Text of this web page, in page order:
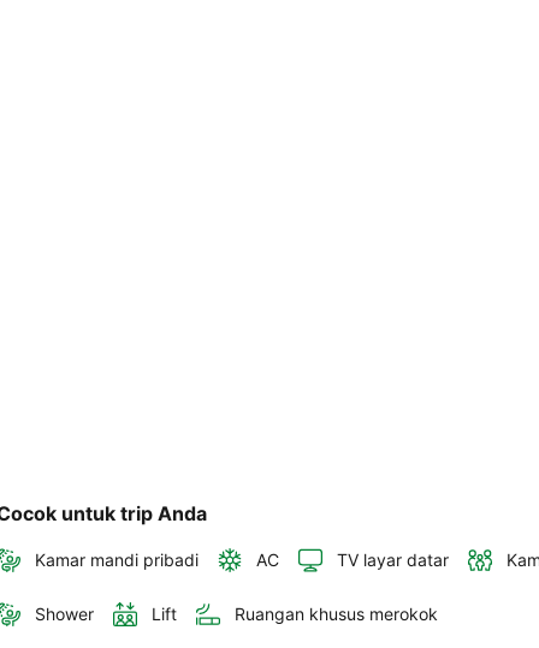
untuk trip Anda
Kamar mandi pribadi AC TV layar datar
Shower Lift Ruangan khusus merokok